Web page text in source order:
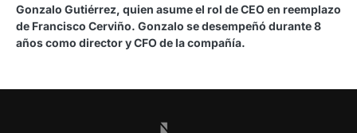
Gonzalo Gutiérrez, quien asume el rol de CEO en reemplazo
de Francisco Cerviño. Gonzalo se desempeñó durante 8
años como director y CFO de la compañía.